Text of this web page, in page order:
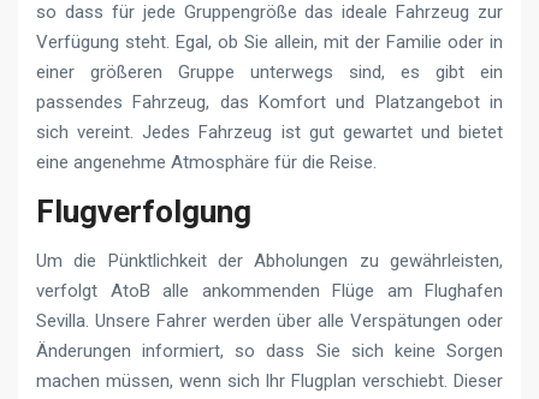
so dass für jede Gruppengröße das ideale Fahrzeug zur
Verfügung steht. Egal, ob Sie allein, mit der Familie oder in
einer größeren Gruppe unterwegs sind, es gibt ein
passendes Fahrzeug, das Komfort und Platzangebot in
sich vereint. Jedes Fahrzeug ist gut gewartet und bietet
eine angenehme Atmosphäre für die Reise.
Flugverfolgung
Um die Pünktlichkeit der Abholungen zu gewährleisten,
verfolgt AtoB alle ankommenden Flüge am Flughafen
Sevilla. Unsere Fahrer werden über alle Verspätungen oder
Änderungen informiert, so dass Sie sich keine Sorgen
machen müssen, wenn sich Ihr Flugplan verschiebt. Dieser